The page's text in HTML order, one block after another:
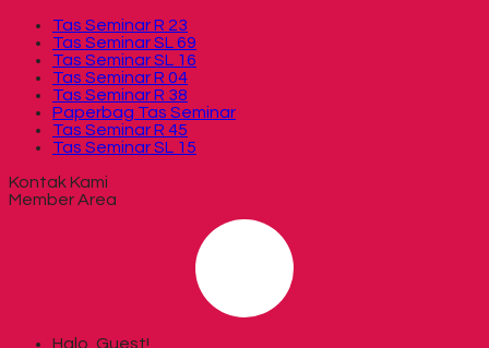
Tas Seminar R 23
Tas Seminar SL 69
Tas Seminar SL 16
Tas Seminar R 04
Tas Seminar R 38
Paperbag Tas Seminar
Tas Seminar R 45
Tas Seminar SL 15
Kontak Kami
Member Area
Halo, Guest!